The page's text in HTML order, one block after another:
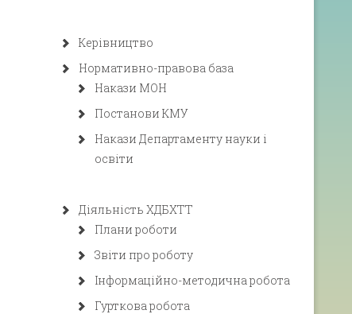
Керівництво
Нормативно-правова база
Накази МОН
Постанови КМУ
Накази Департаменту науки і
освіти
Діяльність ХДБХТТ
Плани роботи
Звіти про роботу
Інформаційно-методична робота
Гурткова робота